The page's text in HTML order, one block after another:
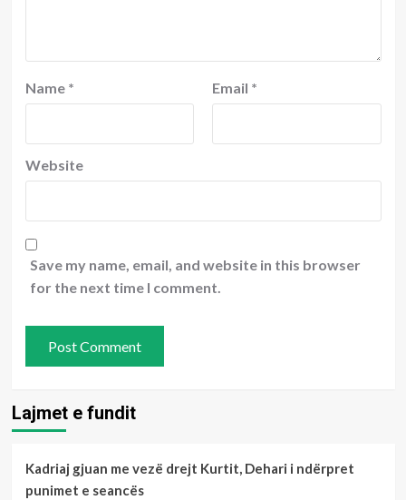
Name * Email *
Website
Save my name, email, and website in this browser
for the next time I comment.
Lajmet e fundit
Kadriaj gjuan me vezë drejt Kurtit, Dehari i ndërpret
punimet e seancës